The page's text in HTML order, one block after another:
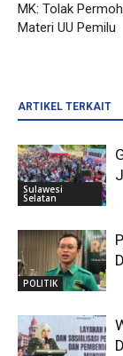
MK: Tolak
Materi UU Pemilu
ARTIKEL TERKAIT
Sulawesi
Selatan
POLITIK